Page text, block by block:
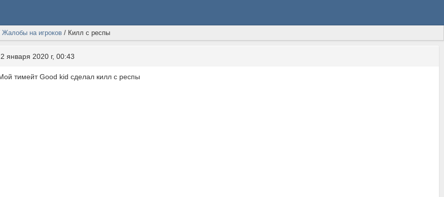
Жалобы на игроков/ Килл с респы
2 января 2020 г, 00:43
тимейт Good kid сделал килл с респы